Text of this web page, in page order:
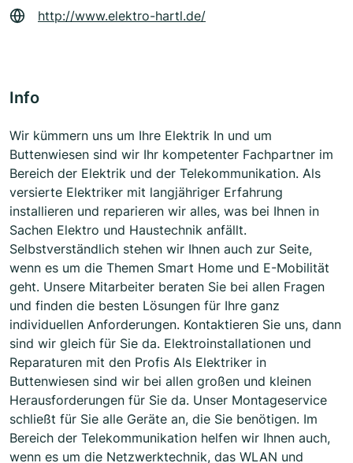
http://www.elektro-hartl.de/
Info
Wir kümmern uns um Ihre Elektrik In und um
Buttenwiesen sind wir Ihr kompetenter Fachpartner im
Bereich der Elektrik und der Telekommunikation. Als
versierte Elektriker mit langjähriger Erfahrung
installieren und reparieren wir alles, was bei Ihnen in
Sachen Elektro und Haustechnik anfällt.
Selbstverständlich stehen wir Ihnen auch zur Seite,
wenn es um die Themen Smart Home und E-Mobilität
geht. Unsere Mitarbeiter beraten Sie bei allen Fragen
und finden die besten Lösungen für Ihre ganz
individuellen Anforderungen. Kontaktieren Sie uns, dann
sind wir gleich für Sie da. Elektroinstallationen und
Reparaturen mit den Profis Als Elektriker in
Buttenwiesen sind wir bei allen großen und kleinen
Herausforderungen für Sie da. Unser Montageservice
schließt für Sie alle Geräte an, die Sie benötigen. Im
Bereich der Telekommunikation helfen wir Ihnen auch,
wenn es um die Netzwerktechnik, das WLAN und